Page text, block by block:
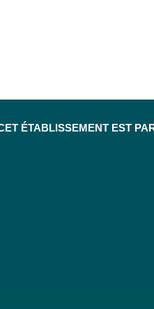
ÉTABLISSEMENT EST